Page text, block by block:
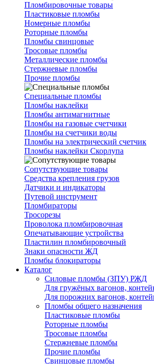
Пломбировочные товары
Пластиковые пломбы
Номерные пломбы
Роторные пломбы
Пломбы свинцовые
Тросовые пломбы
Металлические пломбы
Стержневые пломбы
Прочие пломбы
Специальные пломбы
Пломбы наклейки
Пломбы антимагнитные
Пломбы на газовые счетчики
Пломбы на счетчики воды
Пломбы на электрический счетчик
Пломбы наклейки Скорлупа
Сопутствующие товары
Средства крепления грузов
Датчики и индикаторы
Путевой инструмент
Пломбираторы
Тросорезы
Проволока пломбировочная
Опечатывающие устройства
Пластилин пломбировочный
Знаки опасности ЖД
Пломбы блокираторы
Каталог
Силовые пломбы (ЗПУ) РЖД
Для гружёных вагонов,
Для порожних вагонов,
Пломбы общего назначения
Пластиковые пломбы
Роторные пломбы
Тросовые пломбы
Стержневые пломбы
Прочие пломбы
Свинцовые пломбы